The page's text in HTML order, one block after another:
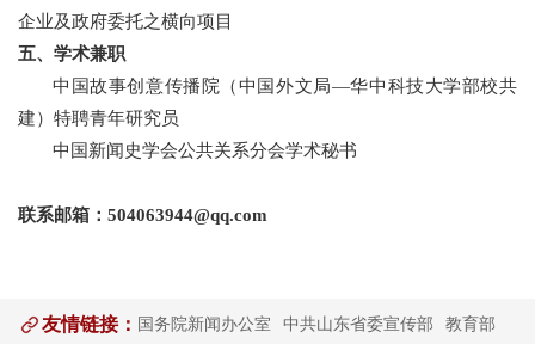
企业及政府委托之横向项目
五、学术兼职
中国故事创意传播院（中国外文局—华中科技大学部校共
建）特聘青年研究员
中国新闻史学会公共关系分会学术秘书
联系邮箱： 504063944@qq.com
友情链接： 国务院新闻办公室 中共山东省委宣传部
教育部